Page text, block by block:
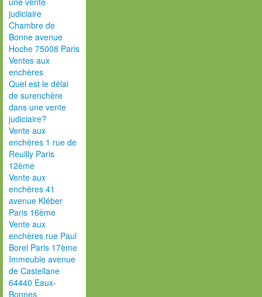
judiciaire
Chambre de
Bonne avenue
Hoche 75008 Paris
Ventes aux
enchères
Quel est le délai
de surenchère
dans une vente
judiciaire?
Vente aux
enchères 1 rue de
Reuilly Paris
12ème
Vente aux
enchères 41
avenue Kléber
Paris 16ème
Vente aux
enchères rue Paul
Borel Paris 17ème
Immeuble avenue
de Castellane
64440 Eaux-
Bonnes